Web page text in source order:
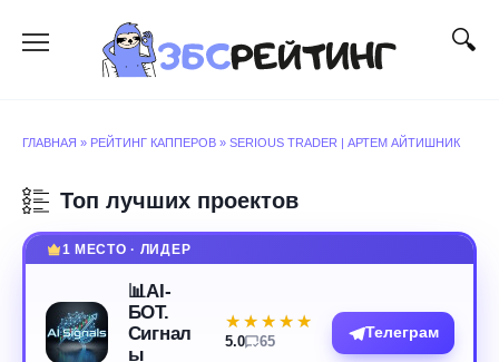
содержанию
ГЛАВНАЯ » РЕЙТИНГ КАППЕРОВ » SERIOUS TRADER | АРТЕМ АЙТИШНИК
Топ лучших проектов
1 МЕСТО · ЛИДЕР
📊AI-
БОТ.
Сигнал
ы
★★★★★
★★★★★
5.0 65
Телеграм